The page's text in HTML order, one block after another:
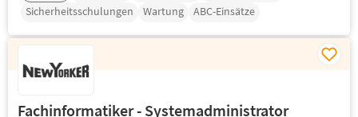
Sicherheitsschulungen
Wartung ABC-Einsätze
Fachinformatiker - Systemadministrator